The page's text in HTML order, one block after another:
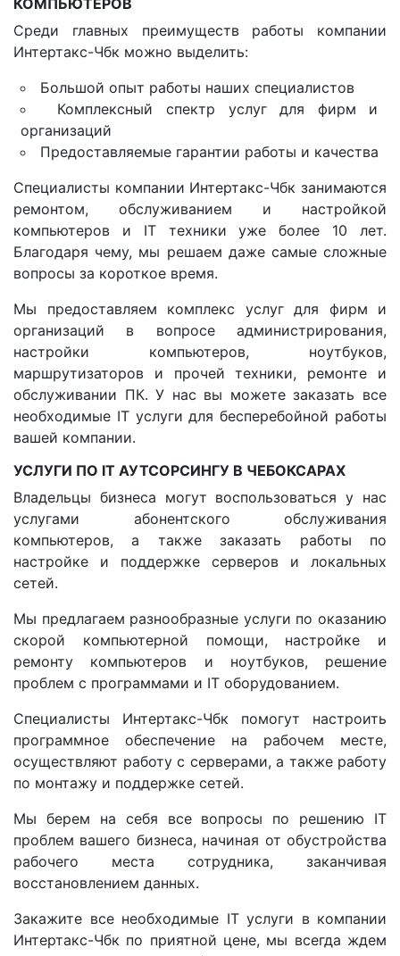
Среди главных преимуществ работы компании
Интертакс-Чбк можно выделить:
Большой опыт работы наших специалистов
Комплексный спектр услуг для фирм и
организаций
Предоставляемые гарантии работы и качества
Специалисты компании Интертакс-Чбк занимаются
ремонтом, обслуживанием и настройкой
компьютеров и IT техники уже более 10 лет.
Благодаря чему, мы решаем даже самые сложные
вопросы за короткое время.
Мы предоставляем комплекс услуг для фирм и
организаций в вопросе администрирования,
настройки компьютеров, ноутбуков,
маршрутизаторов и прочей техники, ремонте и
обслуживании ПК. У нас вы можете заказать все
необходимые IT услуги для бесперебойной работы
вашей компании.
УСЛУГИ ПО IT АУТСОРСИНГУ В ЧЕБОКСАРАХ
Владельцы бизнеса могут воспользоваться у нас
услугами абонентского обслуживания
компьютеров, а также заказать работы по
настройке и поддержке серверов и локальных
сетей.
Мы предлагаем разнообразные услуги по оказанию
скорой компьютерной помощи, настройке и
ремонту компьютеров и ноутбуков, решение
проблем с программами и IT оборудованием.
Специалисты Интертакс-Чбк помогут настроить
программное обеспечение на рабочем месте,
осуществляют работу с серверами, а также работу
по монтажу и поддержке сетей.
Мы берем на себя все вопросы по решению IT
проблем вашего бизнеса, начиная от обустройства
рабочего места сотрудника, заканчивая
восстановлением данных.
Закажите все необходимые IT услуги в компании
Интертакс-Чбк по приятной цене, мы всегда ждем